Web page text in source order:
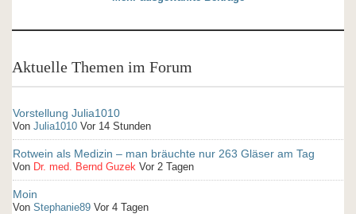
Aktuelle Themen im Forum
Vorstellung Julia1010
Von Julia1010 Vor 14 Stunden
Rotwein als Medizin – man bräuchte nur 263 Gläser am Tag
Von Dr. med. Bernd Guzek Vor 2 Tagen
Moin
Von Stephanie89 Vor 4 Tagen